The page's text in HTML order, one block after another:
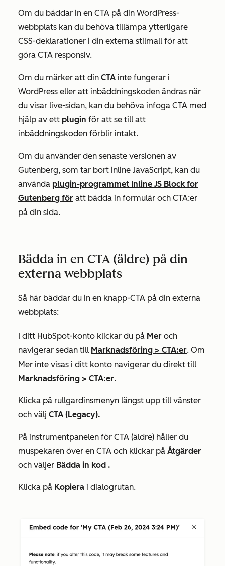
Om du bäddar in en CTA på din WordPress-
webbplats kan du behöva tillämpa ytterligare
CSS-deklarationer i din externa stilmall för att
göra CTA responsiv.
Om du märker att din CTA inte fungerar i
WordPress eller att inbäddningskoden ändras när
du visar live-sidan, kan du behöva infoga CTA med
hjälp av ett plugin för att se till att
inbäddningskoden förblir intakt.
Om du använder den senaste versionen av
Gutenberg, som tar bort inline JavaScript, kan du
använda plugin-programmet Inline JS Block for
Gutenberg för att bädda in formulär och CTA:er
på din sida.
Bädda in en CTA (äldre) på din
externa webbplats
Så här bäddar du in en knapp-CTA på din externa
webbplats:
I ditt HubSpot-konto klickar du på Mer och
navigerar sedan till Marknadsföring > CTA:er. Om
Mer inte visas i ditt konto navigerar du direkt till
Marknadsföring > CTA:er.
Klicka på rullgardinsmenyn längst upp till vänster
och välj CTA (Legacy).
På instrumentpanelen för CTA (äldre) håller du
muspekaren över en CTA och klickar på Åtgärder
och väljer Bädda in kod .
Klicka på Kopiera i dialogrutan.